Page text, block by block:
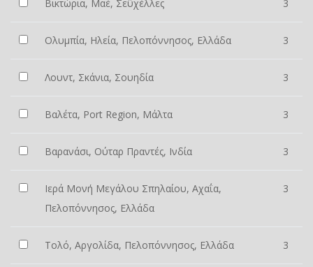
Βικτώρια, Μαέ, Σεϋχέλλες 3
Ολυμπία, Ηλεία, Πελοπόννησος, Ελλάδα 3
Λουντ, Σκάνια, Σουηδία 3
Βαλέτα, Port Region, Μάλτα 3
Βαρανάσι, Ούταρ Πραντές, Ινδία 3
Ιερά Μονή Μεγάλου Σπηλαίου, Αχαΐα,
Πελοπόννησος, Ελλάδα
3
Τολό, Αργολίδα, Πελοπόννησος, Ελλάδα 3